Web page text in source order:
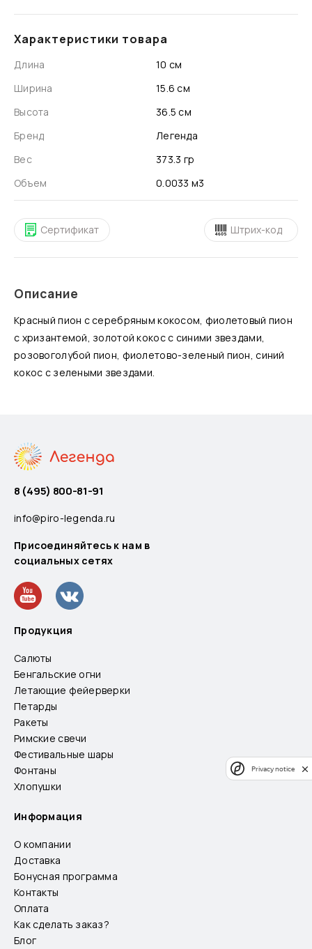
Характеристики товара
Длина
10 см
Ширина
15.6 см
Высота
36.5 см
Бренд
Легенда
Вес
373.3 гр
Объем
0.0033 м3
Сертификат Штрих-код
Описание
Красный пион с серебряным кокосом, фиолетовый пион
с хризантемой, золотой кокос с синими звездами,
розовоголубой пион, фиолетово-зеленый пион, синий
кокос с зелеными звездами.
8 (495) 800-81-91
info@piro-legenda.ru
Присоединяйтесь к нам в
социальных сетях
Продукция
Салюты
Бенгальские огни
Летающие фейерверки
Петарды
Ракеты
Римские свечи
Фестивальные шары
Фонтаны
Хлопушки
Информация
О компании
Доставка
Бонусная программа
Контакты
Оплата
Как сделать заказ?
Блог
Privacy notice